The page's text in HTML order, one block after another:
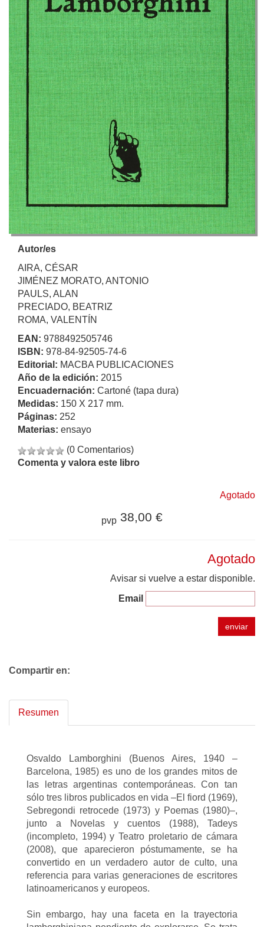
Autor/es
AIRA, CÉSAR
JIMÉNEZ MORATO, ANTONIO
PAULS, ALAN
PRECIADO, BEATRIZ
ROMA, VALENTÍN
EAN: 9788492505746
ISBN: 978-84-92505-74-6
Editorial: MACBA PUBLICACIONES
Año de la edición: 2015
Encuadernación: Cartoné (tapa dura)
Medidas: 150 X 217 mm.
Páginas: 252
Materias: ensayo
(0 Comentarios)
Comenta y valora este libro
Agotado
pvp 38,00 €
Agotado
Avisar si vuelve a estar disponible.
Email
enviar
Compartir en:
Resumen
Osvaldo Lamborghini (Buenos Aires, 1940 –
Barcelona, 1985) es uno de los grandes mitos de
las letras argentinas contemporáneas. Con tan
sólo tres libros publicados en vida –El fiord (1969),
Sebregondi retrocede (1973) y Poemas (1980)–,
junto a Novelas y cuentos (1988), Tadeys
(incompleto, 1994) y Teatro proletario de cámara
(2008), que aparecieron póstumamente, se ha
convertido en un verdadero autor de culto, una
referencia para varias generaciones de escritores
latinoamericanos y europeos.
Sin embargo, hay una faceta en la trayectoria